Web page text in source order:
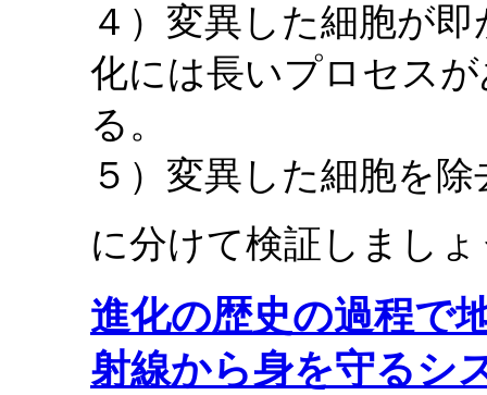
４）変異した細胞が
化には長いプロセス
る。
５）変異した細胞を
に分けて検証しまし
進化の歴史の過程で
射線から身を守るシ